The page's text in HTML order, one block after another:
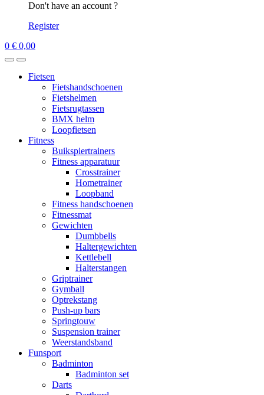
Don't have an account ?
Register
0 € 0,00
Fietsen
Fietshandschoenen
Fietshelmen
Fietsrugtassen
BMX helm
Loopfietsen
Fitness
Buikspiertrainers
Fitness apparatuur
Crosstrainer
Hometrainer
Loopband
Fitness handschoenen
Fitnessmat
Gewichten
Dumbbells
Haltergewichten
Kettlebell
Halterstangen
Griptrainer
Gymball
Optrekstang
Push-up bars
Springtouw
Suspension trainer
Weerstandsband
Funsport
Badminton
Badminton set
Darts